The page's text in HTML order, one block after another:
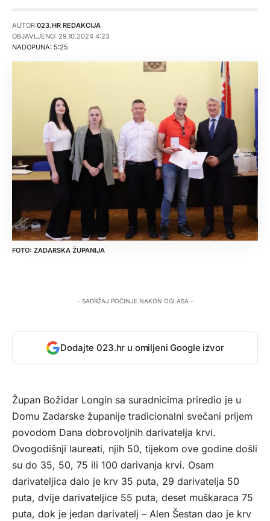
NADOPUNA: 5:25
AUTOR:023.HR REDAKCIJA
OBJAVLJENO: 29.10.2024 4:23
ZADARSKA ŽUPANIJA
- SADRŽAJ POČINJE NAKON OGLASA -
Dodajte 023.hr u omiljeni Google izvor
Župan Božidar Longin sa suradnicima priredio je u
Domu Zadarske županije tradicionalni svečani prijem
povodom Dana dobrovoljnih darivatelja krvi.
Ovogodišnji laureati, njih 50, tijekom ove godine došli
su do 35, 50, 75 ili 100 darivanja krvi. Osam
darivateljica dalo je krv 35 puta, 29 darivatelja 50
puta, dvije darivateljice 55 puta, deset muškaraca 75
puta, dok je jedan darivatelj – Alen Šestan dao je krv